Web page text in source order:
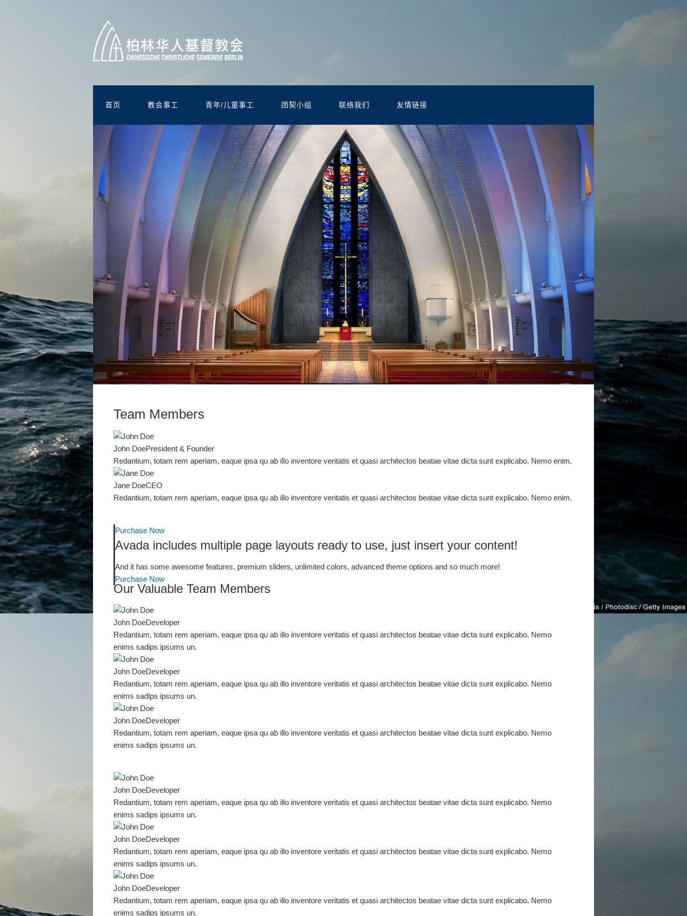
首页 教会事工 青年/儿童事工 团契小组 联络我们 友情链接
Team Members
John DoePresident & Founder
Redantium, totam rem aperiam, eaque ipsa qu ab illo inventore veritatis et quasi architectos beatae vitae dicta sunt explicabo. Nemo enim.
Jane DoeCEO
Redantium, totam rem aperiam, eaque ipsa qu ab illo inventore veritatis et quasi architectos beatae vitae dicta sunt explicabo. Nemo enim.
Purchase Now
Avada includes multiple page layouts ready to use, just insert your content!
And it has some awesome features, premium sliders, unlimited colors, advanced theme options and so much more!
Purchase Now
Our Valuable Team Members
John DoeDeveloper
Redantium, totam rem aperiam, eaque ipsa qu ab illo inventore veritatis et quasi architectos beatae vitae dicta sunt explicabo. Nemo
enims sadips ipsums un.
John DoeDeveloper
Redantium, totam rem aperiam, eaque ipsa qu ab illo inventore veritatis et quasi architectos beatae vitae dicta sunt explicabo. Nemo
enims sadips ipsums un.
John DoeDeveloper
Redantium, totam rem aperiam, eaque ipsa qu ab illo inventore veritatis et quasi architectos beatae vitae dicta sunt explicabo. Nemo
enims sadips ipsums un.
John DoeDeveloper
Redantium, totam rem aperiam, eaque ipsa qu ab illo inventore veritatis et quasi architectos beatae vitae dicta sunt explicabo. Nemo
enims sadips ipsums un.
John DoeDeveloper
Redantium, totam rem aperiam, eaque ipsa qu ab illo inventore veritatis et quasi architectos beatae vitae dicta sunt explicabo. Nemo
enims sadips ipsums un.
John DoeDeveloper
Redantium, totam rem aperiam, eaque ipsa qu ab illo inventore veritatis et quasi architectos beatae vitae dicta sunt explicabo. Nemo
enims sadips ipsums un.